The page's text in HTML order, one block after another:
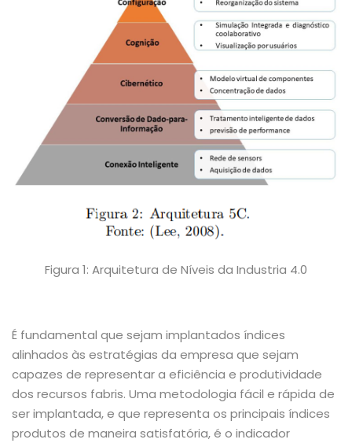
Figura 1: Arquitetura de Níveis da Industria 4.0
É fundamental que sejam implantados índices
alinhados às estratégias da empresa que sejam
capazes de representar a eficiência e produtividade
dos recursos fabris. Uma metodologia fácil e rápida de
ser implantada, e que representa os principais índices
produtos de maneira satisfatória, é o indicador